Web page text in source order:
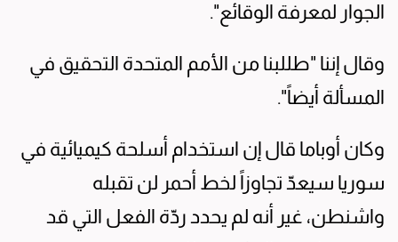
الجوار لمعرفة الوقائع".
وقال إننا "طللبنا من الأمم المتحدة التحقيق في
المسألة أيضاً".
وكان أوباما قال إن استخدام أسلحة كيميائية في
سوريا سيعدّ تجاوزاً لخط أحمر لن تقبله
واشنطن، غير أنه لم يحدد ردّة الفعل التي قد